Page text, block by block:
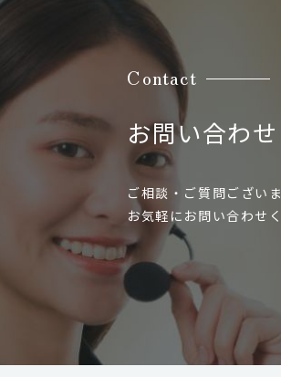
Contact
お問い合わせ
ご相談・ご質問ござい
お気軽にお問い合わせ